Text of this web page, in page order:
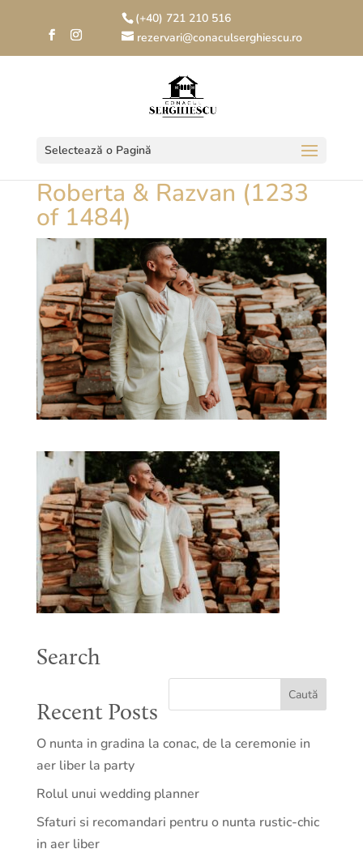
(+40) 721 210 516
rezervari@conaculserghiescu.ro
Selectează o Pagină
Roberta & Razvan (1233
of 1484)
Search
Recent Posts
O nunta in gradina la conac, de la ceremonie in
aer liber la party
Rolul unui wedding planner
Sfaturi si recomandari pentru o nunta rustic-chic
in aer liber